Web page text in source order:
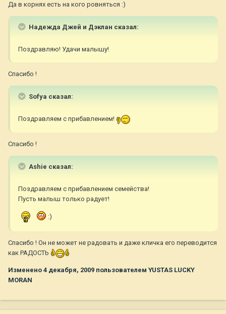
Да в корнях есть на кого ровняться :)
Надежда Джей и Дэклан сказал:
Поздравляю! Удачи малышу!
Спасибо !
Sofya сказал:
Поздравляем с прибавлением!
Спасибо !
Ashie сказал:
Поздравляем с прибавлением семейства!
Пусть малыш только радует!
:)
Спасибо ! Он не может не радовать и даже кличка его переводится
как РАДОСТЬ
Изменено 4 декабря, 2009 пользователем YUSTAS LUCKY
MORAN